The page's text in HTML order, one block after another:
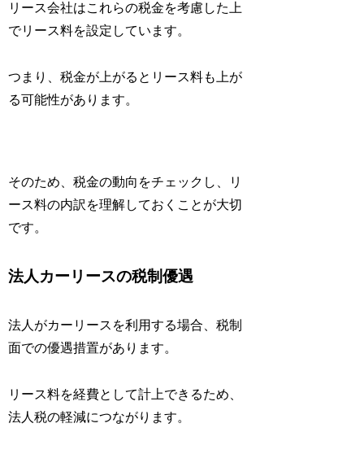
リース会社はこれらの税金を考慮した上
でリース料を設定しています。
つまり、税金が上がるとリース料も上が
る可能性があります。
そのため、税金の動向をチェックし、リ
ース料の内訳を理解しておくことが大切
です。
法人カーリースの税制優遇
法人がカーリースを利用する場合、税制
面での優遇措置があります。
リース料を経費として計上できるため、
法人税の軽減につながります。